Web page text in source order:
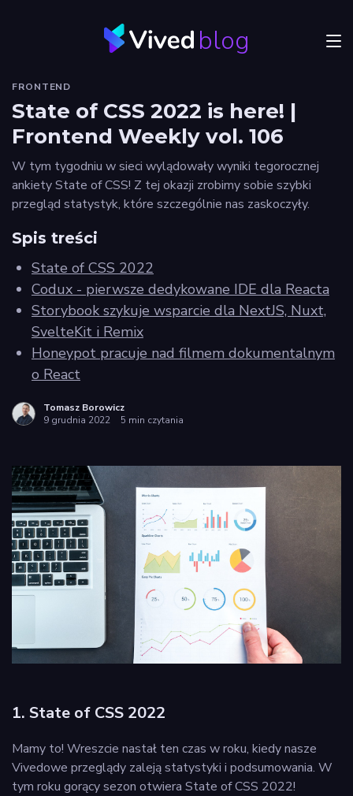
blog
Craftsmanship
Frontend
Autorzy
Odkryj
Privacy
policy
FRONTEND
State of CSS 2022 is here! |
Frontend Weekly vol. 106
W tym tygodniu w sieci wylądowały wyniki tegorocznej
ankiety State of CSS! Z tej okazji zrobimy sobie szybki
przegląd statystyk, które szczególnie nas zaskoczyły.
Spis treści
State of CSS 2022
Codux - pierwsze dedykowane IDE dla Reacta
Storybook szykuje wsparcie dla NextJS, Nuxt,
SvelteKit i Remix
Honeypot pracuje nad filmem dokumentalnym
o React
Tomasz Borowicz
9 grudnia 2022
5 min czytania
1. State of CSS 2022
Mamy to! Wreszcie nastał ten czas w roku, kiedy nasze
Vivedowe przeglądy zaleją statystyki i podsumowania. W
tym roku gorący sezon otwiera State of CSS 2022!